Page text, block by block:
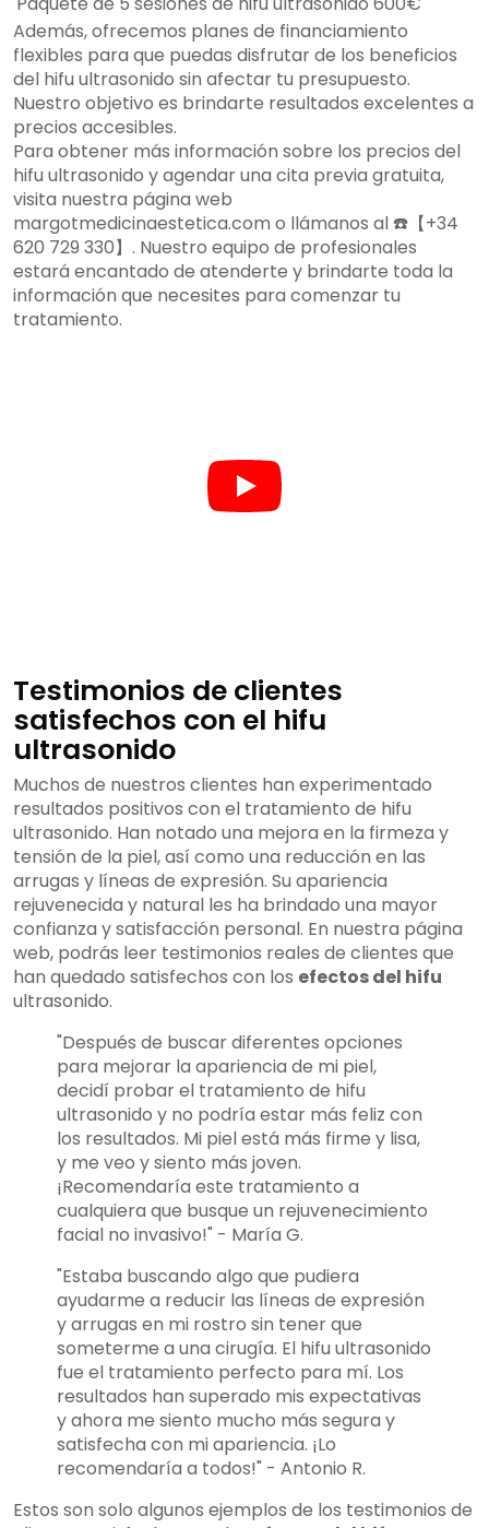
Además, ofrecemos planes de financiamiento
flexibles para que puedas disfrutar de los beneficios
del hifu ultrasonido sin afectar tu presupuesto.
Nuestro objetivo es brindarte resultados excelentes a
precios accesibles.
Para obtener más información sobre los precios del
hifu ultrasonido y agendar una cita previa gratuita,
visita nuestra página web
margotmedicinaestetica.com o llámanos al ☎️【+34
620 729 330】. Nuestro equipo de profesionales
estará encantado de atenderte y brindarte toda la
información que necesites para comenzar tu
tratamiento.
Testimonios de clientes
satisfechos con el hifu
ultrasonido
Muchos de nuestros clientes han experimentado
resultados positivos con el tratamiento de hifu
ultrasonido. Han notado una mejora en la firmeza y
tensión de la piel, así como una reducción en las
arrugas y líneas de expresión. Su apariencia
rejuvenecida y natural les ha brindado una mayor
confianza y satisfacción personal. En nuestra página
web, podrás leer testimonios reales de clientes que
han quedado satisfechos con los efectos del hifu
ultrasonido.
"Después de buscar diferentes opciones
para mejorar la apariencia de mi piel,
decidí probar el tratamiento de hifu
ultrasonido y no podría estar más feliz con
los resultados. Mi piel está más firme y lisa,
y me veo y siento más joven.
¡Recomendaría este tratamiento a
cualquiera que busque un rejuvenecimiento
facial no invasivo!" - María G.
"Estaba buscando algo que pudiera
ayudarme a reducir las líneas de expresión
y arrugas en mi rostro sin tener que
someterme a una cirugía. El hifu ultrasonido
fue el tratamiento perfecto para mí. Los
resultados han superado mis expectativas
y ahora me siento mucho más segura y
satisfecha con mi apariencia. ¡Lo
recomendaría a todos!" - Antonio R.
Estos son solo algunos ejemplos de los testimonios de